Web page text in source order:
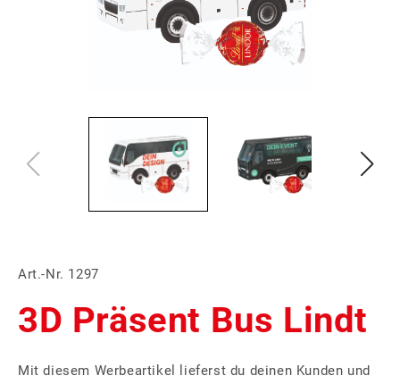
Art.-Nr. 1297
3D Präsent Bus Lindt
Mit diesem Werbeartikel lieferst du deinen Kunden und